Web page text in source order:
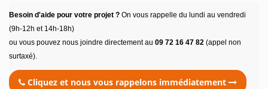
Besoin d'aide pour votre projet ? On vous rappelle du lundi au vendredi
(9h-12h et 14h-18h)
ou vous pouvez nous joindre directement au 09 72 16 47 82 (appel non
surtaxé).
Cliquez et nous vous rappelons immédiatement